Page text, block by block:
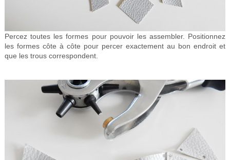
Percez toutes les formes pour pouvoir les assembler. Positionnez
les formes côte à côte pour percer exactement au bon endroit et
que les trous correspondent.